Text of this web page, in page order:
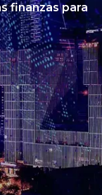
finanzas para